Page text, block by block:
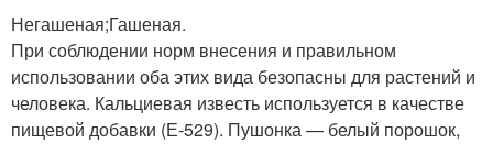
Негашеная;Гашеная.
При соблюдении норм внесения и правильном
использовании оба этих вида безопасны для растений и
человека. Кальциевая известь используется в качестве
пищевой добавки (Е-529). Пушонка — белый порошок,